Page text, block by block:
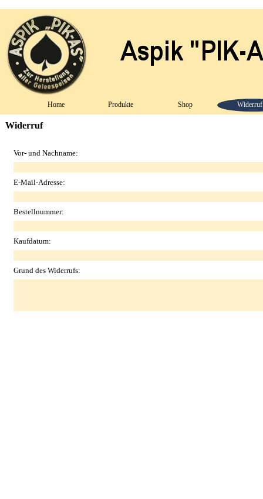
Home Produkte Shop Widerruf
Widerruf
Vor- und Nachname:
E-Mail-Adresse:
Bestellnummer:
Kaufdatum:
Grund des Widerrufs: